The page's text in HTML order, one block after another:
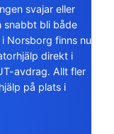
svajar eller
snabbt bli både
Norsborg finns nu
direkt i
avdrag. Allt fler
på plats i